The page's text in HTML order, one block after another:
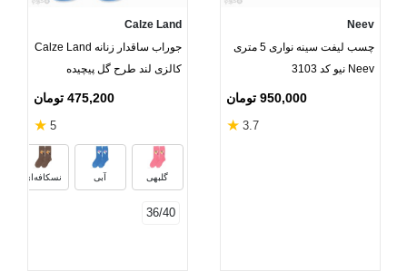
Neev
چسب لیفت سینه نواری 5 متری
Neev نیو کد 3103
950,000 تومان
3.7
★
Calze Land
جوراب ساقدار زنانه Calze Land
کالزی لند طرح گل پیچیده
475,200 تومان
5
★
گلبهی آبی نسکافه‌ای
36/40